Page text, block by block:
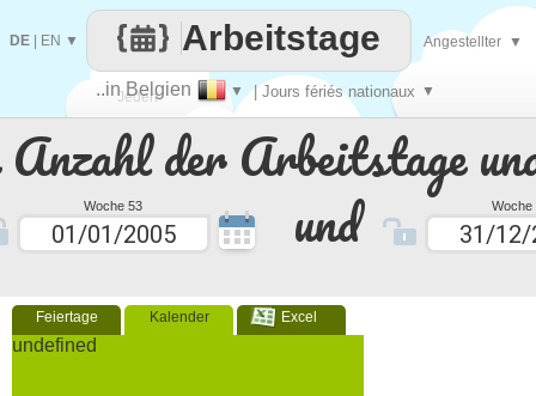
Anzahl der Arbeitstage
Woche 53 und Woche
Feiertage Kalender Excel
undefined
Jeden
Tag
..in Belgien ▼ | Jours fériés nationaux ▼
Arbeitstage
DE EN ▼ Angestellter ▼